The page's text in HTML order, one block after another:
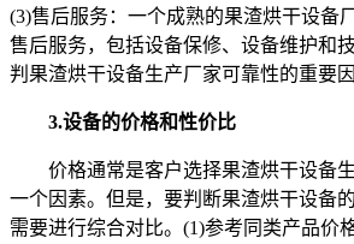
(3)售后服务：一个成熟的果渣烘干设备
售后服务，包括设备保修、设备维护和
判果渣烘干设备生产厂家可靠性的重要因
3.设备的价格和性价比
价格通常是客户选择果渣烘干设备生
一个因素。但是，要判断果渣烘干设备
需要进行综合对比。(1)参考同类产品价